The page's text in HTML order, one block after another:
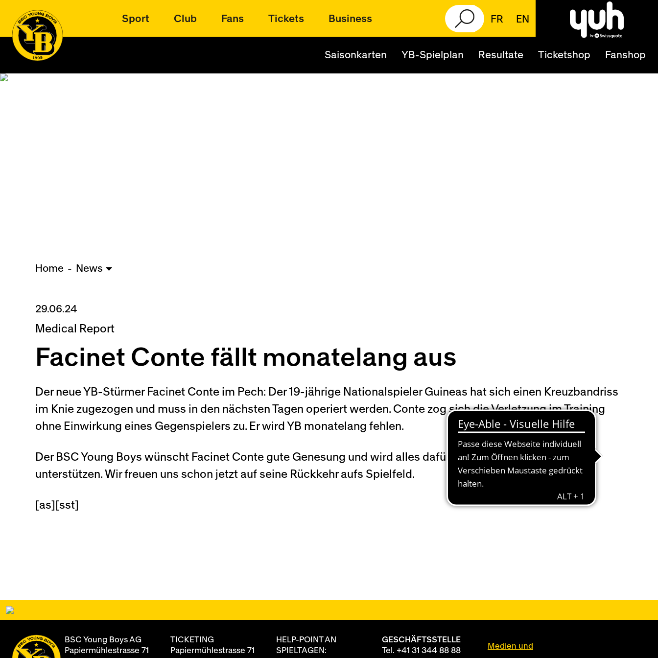
Sport Club Fans Tickets Business FR EN
Saisonkarten YB-Spielplan Resultate Ticketshop Fanshop
Home News
29.06.24
Medical Report
Facinet Conte fällt monatelang aus
Der neue YB-Stürmer Facinet Conte im Pech: Der 19-jährige Nationalspieler Guineas hat sich einen Kreuzbandriss
im Knie zugezogen und muss in den nächsten Tagen operiert werden. Conte zog sich die Verletzung im Training
ohne Einwirkung eines Gegenspielers zu. Er wird YB monatelang fehlen.
Der BSC Young Boys wünscht Facinet Conte gute Genesung und wird alles dafür tun, ihn bestmöglich zu
unterstützen. Wir freuen uns schon jetzt auf seine Rückkehr aufs Spielfeld.
[as][sst]
BSC Young Boys AG
Papiermühlestrasse 71
TICKETING
Papiermühlestrasse 71
HELP-POINT AN
SPIELTAGEN:
GESCHÄFTSSTELLE
Tel. +41 31 344 88 88
Medien und